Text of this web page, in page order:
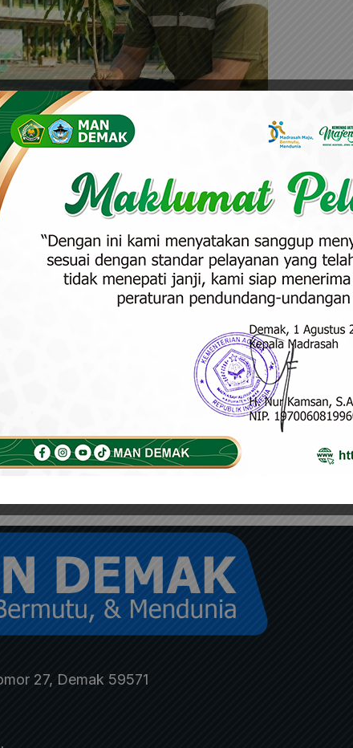
Hidup Sedunia
dan Tautan
2026 kembali diperingati pada hari
tahunan yang diinisiasi oleh
(PBB) sejak tahun 1972 ini bukan
sebuah…
27, Demak 59571